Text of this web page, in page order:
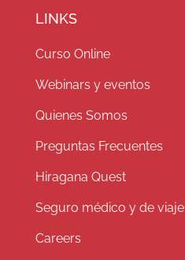
LINKS
Curso Online
Webinars y eventos
Quienes Somos
Preguntas Frecuentes
Hiragana Quest
Seguro médico y de viaje
Careers